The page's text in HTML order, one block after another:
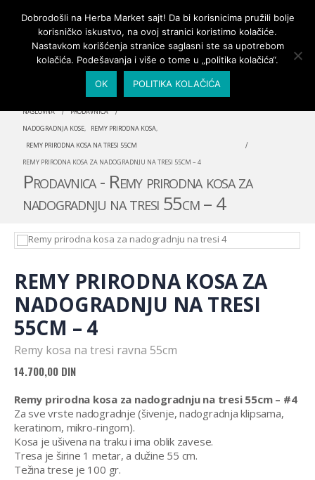
PRIJAVA/MOJ NALOG
NASLOVNA
PRODAVNICA
NADOGRADNJA KOSE, REMY PRIRODNA KOSA,
REMY PRIRODNA KOSA NA TRESI 55CM
REMY PRIRODNA KOSA ZA NADOGRADNJU NA TRESI 55CM – 4
Prodavnica - Remy prirodna kosa za
nadogradnju na tresi 55cm – 4
REMY PRIRODNA KOSA ZA
NADOGRADNJU NA TRESI
55CM – 4
Remy kosa na tresi ravna 55cm
14.700,00 DIN
Remy prirodna kosa za nadogradnju na tresi 55cm – #4
Za sve vrste nadogradnje (šivenje, nadogradnja klipsama,
keratinom, mikro-ringom).
Kosa je ušivena na traku i ima oblik zavese.
Tresa je širine 1 metar, a dužine 55 cm.
Težina trese je 100 gr.
Dobrodošli na Herba Market sajt! Da bi korisnicima pružili bolje
korisničko iskustvo, na ovoj stranici koristimo kolačiće.
Nastavkom korišćenja stranice saglasni ste sa upotrebom
kolačića. Podešavanja i više o tome u „politika kolačića“.
OK POLITIKA KOLAČIĆA